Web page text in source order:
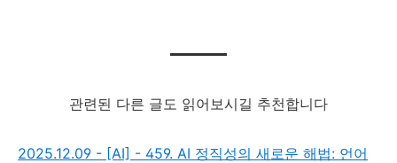
관련된 다른 글도 읽어보시길 추천합니다
2025.12.09 - [AI] - 459. AI 정직성의 새로운 해법: 언어